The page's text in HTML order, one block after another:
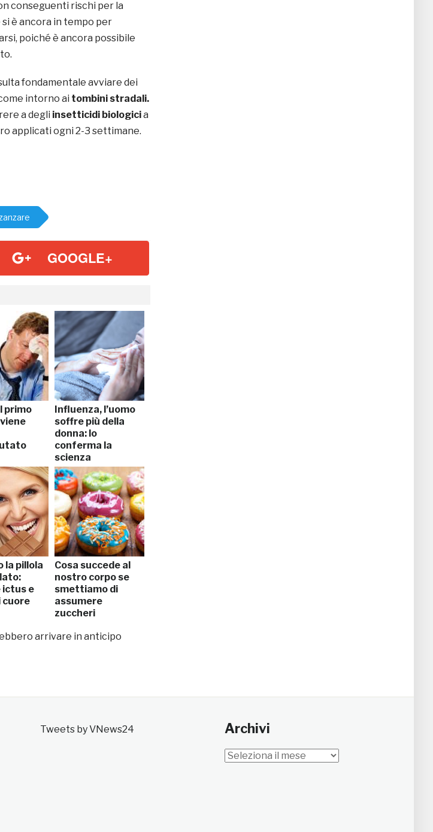
conseguenti rischi per la
è ancora in tempo per
poiché è ancora possibile
fondamentale avviare dei
intorno ai tombini stradali.
a degli insetticidi biologicia
applicati ogni 2-3 settimane.
GOOGLE+
primo
Influenza, l’uomo
soffre più della
donna: lo
conferma la
scienza
la pillola
ictus e
cuore
Cosa succede al
nostro corpo se
smettiamo di
assumere
zuccheri
arrivare in anticipo
Tweets by VNews24 Archivi
Archivi